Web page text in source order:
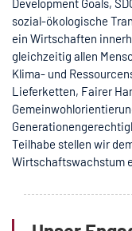
Development Goals,
sozial-ökologische
ein Wirtschaften
gleichzeitig allen
Klima- und
Lieferketten, Fairer
Teilhabe stellen wir
Wirtschaftswachstum